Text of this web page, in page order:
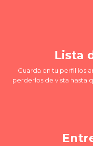
Lista
Guarda en tu perfil los
perderlos de vista hasta